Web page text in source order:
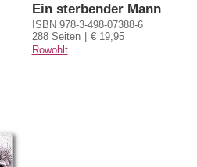
Ein sterbender Mann
ISBN 978-3-498-07388-6
288 Seiten
€ 19,95
Rowohlt